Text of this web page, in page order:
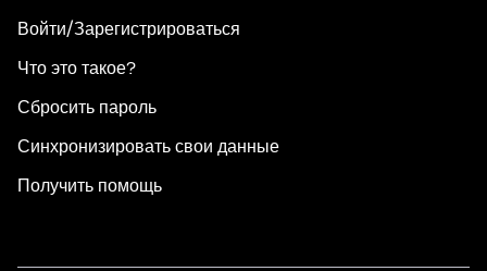
Войти/Зарегистрироваться
Что это такое?
Сбросить пароль
Синхронизировать свои данные
Получить помощь